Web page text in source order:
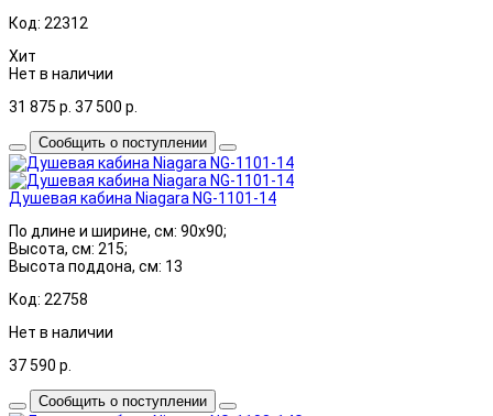
Код: 22312
Хит
Нет в наличии
31 875 р. 37 500 р.
Сообщить о поступлении
Душевая кабина Niagara NG-1101-14
По длине и ширине, см: 90x90;
Высота, см: 215;
Высота поддона, см: 13
Код: 22758
Нет в наличии
37 590 р.
Сообщить о поступлении